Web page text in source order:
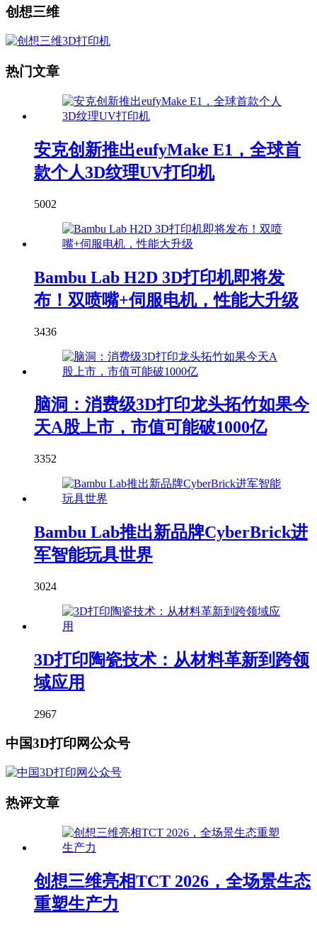
创想三维
热门文章
安克创新推出eufyMake E1，全球首
款个人3D纹理UV打印机
5002
Bambu Lab H2D 3D打印机即将发
布！双喷嘴+伺服电机，性能大升级
3436
脑洞：消费级3D打印龙头拓竹如果今
天A股上市，市值可能破1000亿
3352
Bambu Lab推出新品牌CyberBrick进
军智能玩具世界
3024
3D打印陶瓷技术：从材料革新到跨领
域应用
2967
中国3D打印网公众号
热评文章
创想三维亮相TCT 2026，全场景生态
重塑生产力